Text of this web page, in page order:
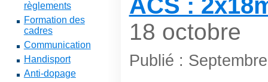
règlements
Formation des
cadres
Communication
Handisport
Anti-dopage
ACS :
18 octobre
Publié :